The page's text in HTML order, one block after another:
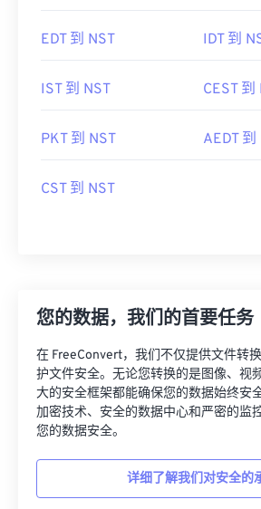
EDT 到 NST IDT 到
IST 到 NST CEST 到
PKT 到 NST AEDT 到
CST 到 NST
您的数据，我们的首要任务
在 FreeConvert，我们不仅提供文件转
护文件安全。无论您转换的是图像、视
大的安全框架都能确保您的数据始终安
加密技术、安全的数据中心和严密的监
您的数据安全。
详细了解我们对安全的